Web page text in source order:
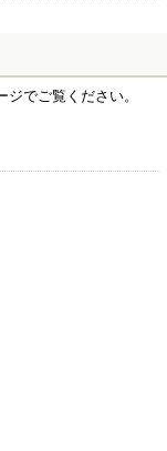
でご覧ください。